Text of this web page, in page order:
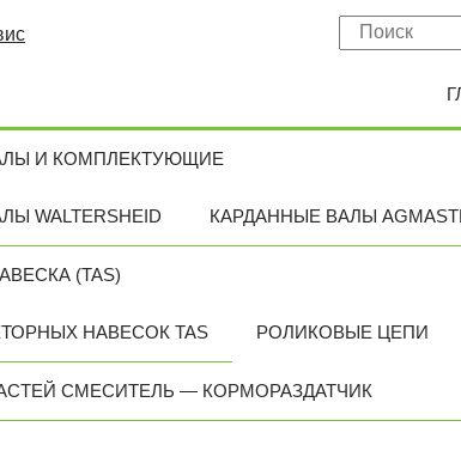
И КОМПЛЕКТУЮЩИЕ
WALTERSHEID КАРДАННЫЕ ВАЛЫ
(TAS)
НАВЕСОК TAS РОЛИКОВЫЕ ЦЕПИ
СМЕСИТЕЛЬ — КОРМОРАЗДАТЧИК